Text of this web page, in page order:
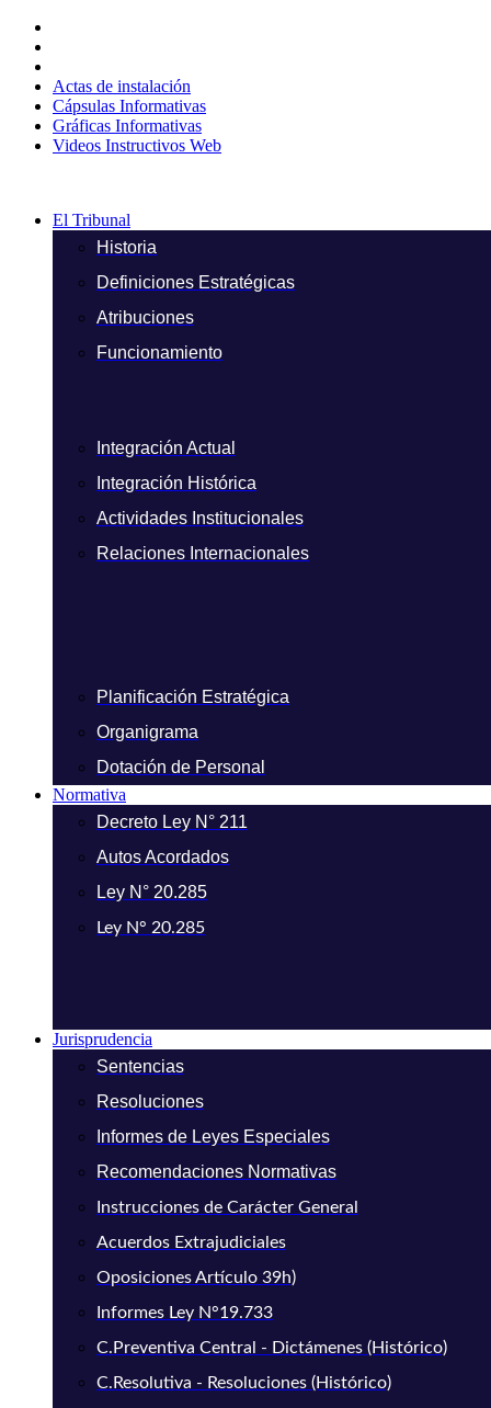
contenido
Actas de instalación
Cápsulas Informativas
Gráficas Informativas
Videos Instructivos Web
El Tribunal
Historia
Definiciones Estratégicas
Atribuciones
Funcionamiento
Integración Actual
Integración Histórica
Actividades Institucionales
Relaciones Internacionales
Planificación Estratégica
Organigrama
Dotación de Personal
Normativa
Decreto Ley N° 211
Autos Acordados
Ley N° 20.285
Ley N° 20.285
Jurisprudencia
Sentencias
Resoluciones
Informes de Leyes Especiales
Recomendaciones Normativas
Instrucciones de Carácter General
Acuerdos Extrajudiciales
Oposiciones Artículo 39h)
Informes Ley N°19.733
C.Preventiva Central - Dictámenes (Histórico)
C.Resolutiva - Resoluciones (Histórico)